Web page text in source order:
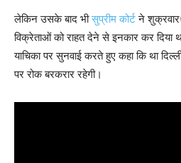
लेकिन उसके बाद भीसुप्रीम कोर्टने
विक्रेताओं को राहत देने से इनकार कर दिया
याचिका पर सुनवाई करते हुए कहा कि था
पर रोक बरकरार रहेगी।